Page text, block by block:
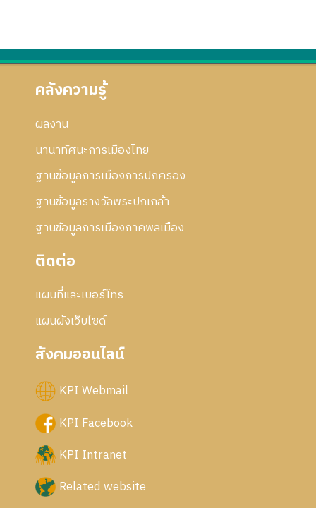
คลังความรู้
ผลงาน
นานาทัศนะการเมืองไทย
ฐานข้อมูลการเมืองการปกครอง
ฐานข้อมูลรางวัลพระปกเกล้า
ฐานข้อมูลการเมืองภาคพลเมือง
ติดต่อ
แผนที่และเบอร์โทร
แผนผังเว็บไซด์
สังคมออนไลน์
KPI Webmail
KPI Facebook
KPI Intranet
Related website